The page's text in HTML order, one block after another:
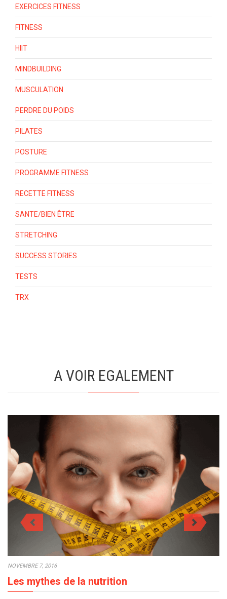
EXERCICES FITNESS
FITNESS
HIIT
MINDBUILDING
MUSCULATION
PERDRE DU POIDS
PILATES
POSTURE
PROGRAMME FITNESS
RECETTE FITNESS
SANTE/BIEN ÊTRE
STRETCHING
SUCCESS STORIES
TESTS
TRX
A VOIR EGALEMENT
NOVEMBRE 7, 2016
Les mythes de la nutrition